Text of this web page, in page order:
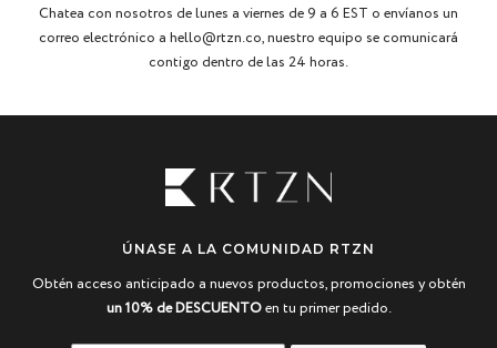
Chatea con nosotros de lunes a viernes de 9 a 6 EST o envíanos un
correo electrónico a hello@rtzn.co, nuestro equipo se comunicará
contigo dentro de las 24 horas.
ÚNASE A LA COMUNIDAD RTZN
Obtén acceso anticipado a nuevos productos, promociones y obtén
un 10% de DESCUENTOen tu primer pedido.